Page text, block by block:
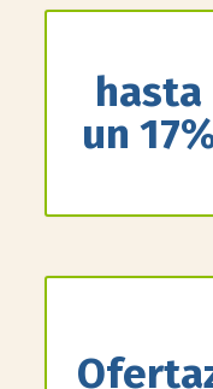
hasta
un